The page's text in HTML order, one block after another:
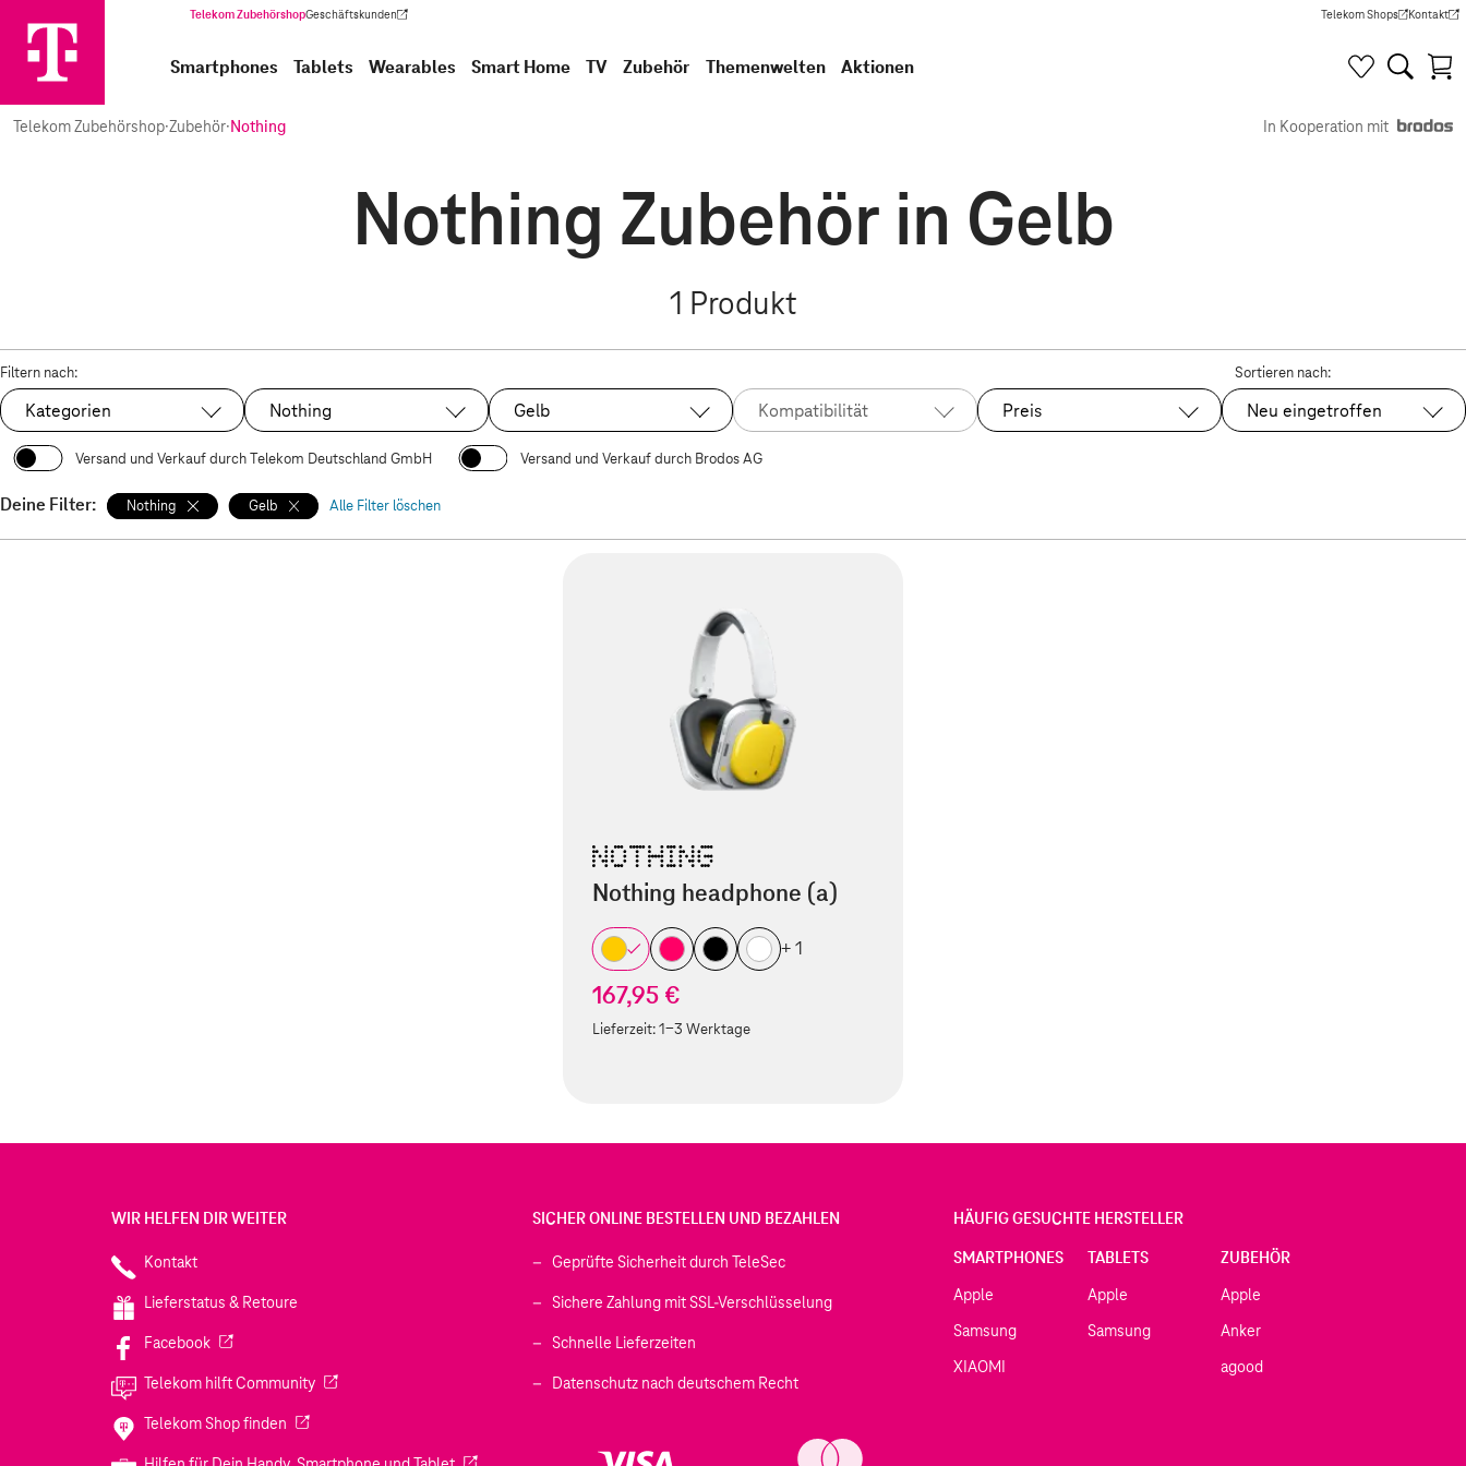
Telekom ZubehörshopGeschäftskunden
(Wird in einem neuen Tab geöffnet) Telekom Shops
(Wird in einem neuen Tab
Kontakt
(Wird in
Smartphones Tablets Wearables Smart Home TV Zubehör Themenwelten Aktionen
Telekom Zubehörshop·Zubehör·Nothing In Kooperation mit
Nothing Zubehör in Gelb
1 Produkt
Filtern nach:
Kategorien Ausgewählt:
Nothing Ausgewählt:
Gelb Kompatibilität Preis
Sortieren nach:
Ausgewählt:
Neu eingetroffen
Versand und Verkauf durch Telekom Deutschland GmbH Versand und Verkauf durch Brodos AG
Deine Filter: Nothing Gelb Alle Filter löschen
Nothing headphone (a)
+ 1
167,95 €
Lieferzeit:1-3 Werktage
WIR HELFEN DIR WEITER
Kontakt
Lieferstatus & Retoure
Facebook(Wird in einem neuen Tab geöffnet)
Telekom hilft Community(Wird in einem neuen Tab geöffnet)
Telekom Shop finden (Wird in einem neuen Tab geöffnet)
SICHER ONLINE BESTELLEN UND BEZAHLEN
Geprüfte Sicherheit durch TeleSec
Sichere Zahlung mit SSL-Verschlüsselung
Schnelle Lieferzeiten
Datenschutz nach deutschem Recht
HÄUFIG GESUCHTE HERSTELLER
SMARTPHONES
Apple
Samsung
XIAOMI
TABLETS
Apple
Samsung
ZUBEHÖR
Apple
Anker
agood